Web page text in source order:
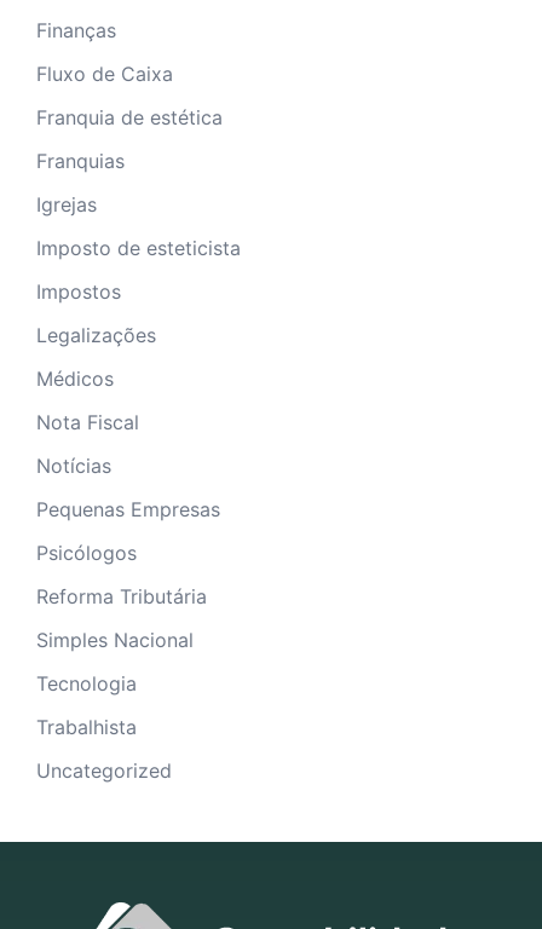
Finanças
Fluxo de Caixa
Franquia de estética
Franquias
Igrejas
Imposto de esteticista
Impostos
Legalizações
Médicos
Nota Fiscal
Notícias
Pequenas Empresas
Psicólogos
Reforma Tributária
Simples Nacional
Tecnologia
Trabalhista
Uncategorized